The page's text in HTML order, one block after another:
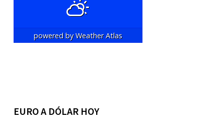
powered byWeather Atlas
EURO A DÓLAR HOY